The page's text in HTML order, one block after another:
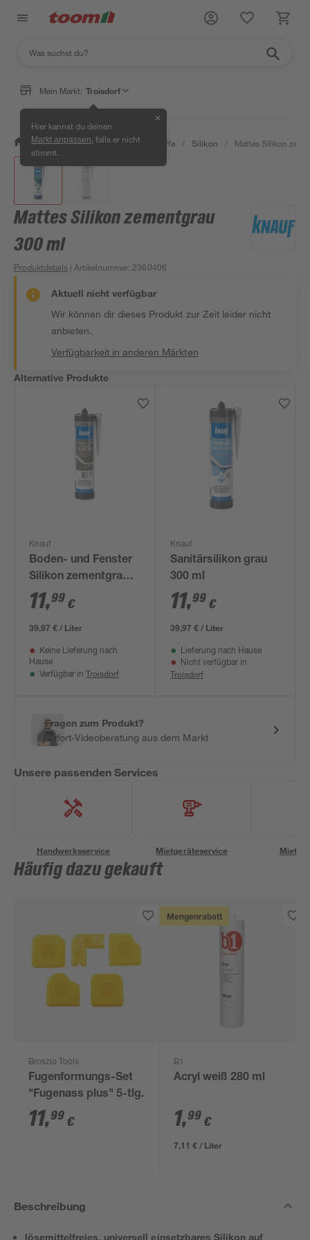
Mein Markt: Troisdorf
Hier kannst du deinen
Markt anpassen , falls er nicht
stimmt.
✕
/ Bauen & Renovieren / Dichtstoffe / Silikon / Mattes Silikon
Mattes Silikon zementgrau
300 ml
Produktdetails | Artikelnummer: 2360406
Aktuell nicht verfügbar
Wir können dir dieses Produkt zur Zeit leider nicht
anbieten.
Verfügbarkeit in anderen Märkten
Alternative Produkte
Knauf
Boden- und Fenster
Silikon zementgrau
300 ml
11,99 €
39,97 € / Liter
Keine Lieferung nach
Hause
Verfügbar in Troisdorf
Knauf
Sanitärsilikon grau
300 ml
11,99 €
39,97 € / Liter
Lieferung nach Hause
Nicht verfügbar in
Troisdorf
Fragen zum Produkt?
Sofort-Videoberatung aus dem Markt
Unsere passenden Services
Handwerksservice Mietgeräteservice
Häufig dazu gekauft
Broszio Tools
Fugenformungs-Set
"Fugenass plus" 5-tlg.
11,99 €
Mengenrabatt
B1
Acryl weiß 280 ml
1,99 €
7,11 € / Liter
Beschreibung
lösemittelfreies, universell einsetzbares Silikon auf